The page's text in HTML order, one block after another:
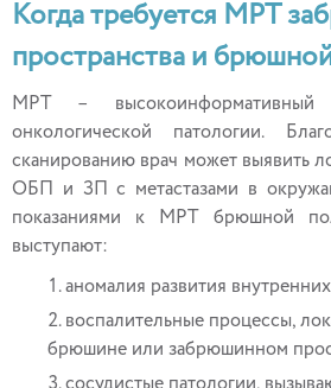
Когда требуется МРТ
пространства и
МРТ – высокоинформативный
онкологической патологии.
сканированию врач может выявить
ОБП и ЗП с метастазами в
показаниями к МРТ брюшной
выступают:
аномалия развития
воспалительные процессы,
брюшине или забрюшинном